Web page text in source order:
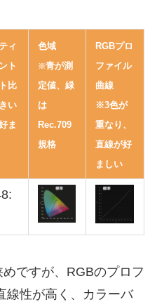
ィ
ト
比
い
ま
色域
※青が測
定値、緑
は
Rec.709
規格
RGBプロ
ファイル
曲線
※3色が
重なり、
直線が好
ましい
ですが、RGBのプロフ
線性が高く、カラーバ